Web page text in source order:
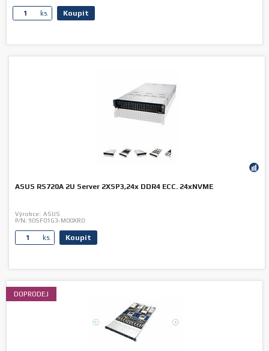
ks. Koupit
ASUS RS720A 2U Server 2XSP3,24x DDR4 ECC. 24xNVME
Výrobce: ASUS
P/N: 90SF01G3-M00XR0
ks. Koupit
DOPRODEJ